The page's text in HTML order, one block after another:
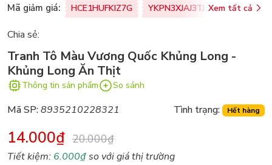
Mã giảm giá: HCE1HUFKIZ7G YKPN3XJAJ3TJ Xem tất cả
Chia sẻ:
Tranh Tô Màu Vương Quốc Khủng Long -
Khủng Long Ăn Thịt
Thông tin sản phẩm So sánh
Mã SP:8935210228321 Tình trạng: Hết hàng
14.000₫ 20.000₫
Tiết kiệm: 6.000₫so với giá thị trường